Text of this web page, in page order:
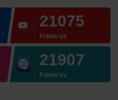
21075
Follow Us
21907
Follow Us